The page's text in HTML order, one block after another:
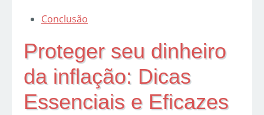
Conclusão
Proteger seu dinheiro
da inflação: Dicas
Essenciais e Eficazes